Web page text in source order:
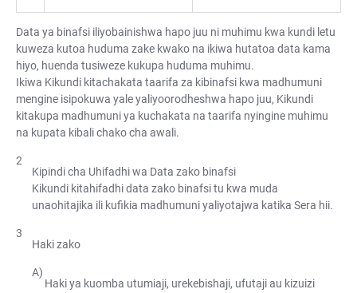
Data ya binafsi iliyobainishwa hapo juu ni muhimu kwa kundi letu
kuweza kutoa huduma zake kwako na ikiwa hutatoa data kama
hiyo, huenda tusiweze kukupa huduma muhimu.
Ikiwa Kikundi kitachakata taarifa za kibinafsi kwa madhumuni
mengine isipokuwa yale yaliyoorodheshwa hapo juu, Kikundi
kitakupa madhumuni ya kuchakata na taarifa nyingine muhimu
na kupata kibali chako cha awali.
Kipindi cha Uhifadhi wa Data zako binafsi
Kikundi kitahifadhi data zako binafsi tu kwa muda
unaohitajika ili kufikia madhumuni yaliyotajwa katika Sera hii.
Haki zako
Haki ya kuomba utumiaji, urekebishaji, ufutaji au kizuizi